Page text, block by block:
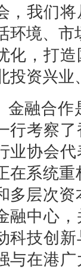
，我们
环境、市
化，打
投资兴业
金融合作
行考察
业协会
在系统重
多层次资
融中心
科技创
与在港